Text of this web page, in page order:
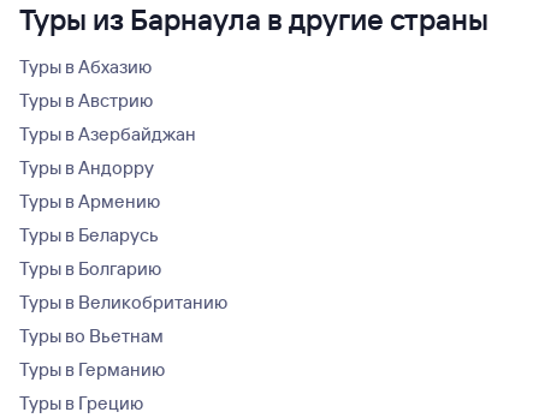
Туры из Барнаула в другие страны
Туры в Абхазию
Туры в Австрию
Туры в Азербайджан
Туры в Андорру
Туры в Армению
Туры в Беларусь
Туры в Болгарию
Туры в Великобританию
Туры во Вьетнам
Туры в Германию
Туры в Грецию